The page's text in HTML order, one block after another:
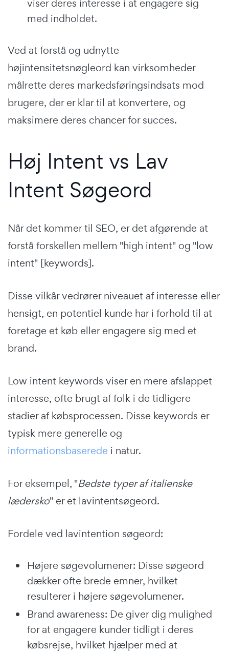
viser deres interesse i at engagere sig
med indholdet.
Ved at forstå og udnytte
højintensitetsnøgleord kan virksomheder
målrette deres markedsføringsindsats mod
brugere, der er klar til at konvertere, og
maksimere deres chancer for succes.
Høj Intent vs Lav
Intent Søgeord
Når det kommer til SEO, er det afgørende at
forstå forskellen mellem "high intent" og "low
intent" [keywords].
Disse vilkår vedrører niveauet af interesse eller
hensigt, en potentiel kunde har i forhold til at
foretage et køb eller engagere sig med et
brand.
Low intent keywords viser en mere afslappet
interesse, ofte brugt af folk i de tidligere
stadier af købsprocessen. Disse keywords er
typisk mere generelle og
informationsbaserede i natur.
For eksempel, "Bedste typer af italienske
lædersko" er et lavintentsøgeord.
Fordele ved lavintention søgeord:
Højere søgevolumener: Disse søgeord
dækker ofte brede emner, hvilket
resulterer i højere søgevolumener.
Brand awareness: De giver dig mulighed
for at engagere kunder tidligt i deres
købsrejse, hvilket hjælper med at